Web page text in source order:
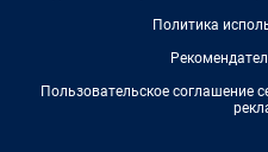
Политика
Пользовательское соглашение